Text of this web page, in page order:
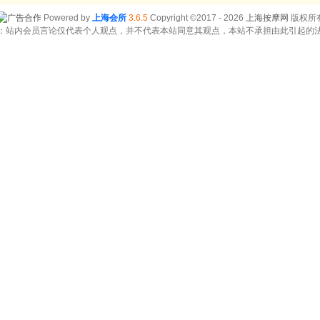
Powered by 上海会所 3.6.5Copyright ©2017 - 2026 上海按摩网 版权所
站内会员言论仅代表个人观点，并不代表本站同意其观点，本站不承担由此引起的